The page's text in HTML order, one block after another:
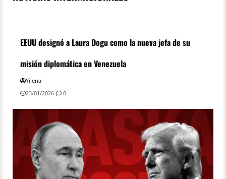
EEUU designó a Laura Dogu como la nueva jefa de su
misión diplomática en Venezuela
Yilena
23/01/2026
0